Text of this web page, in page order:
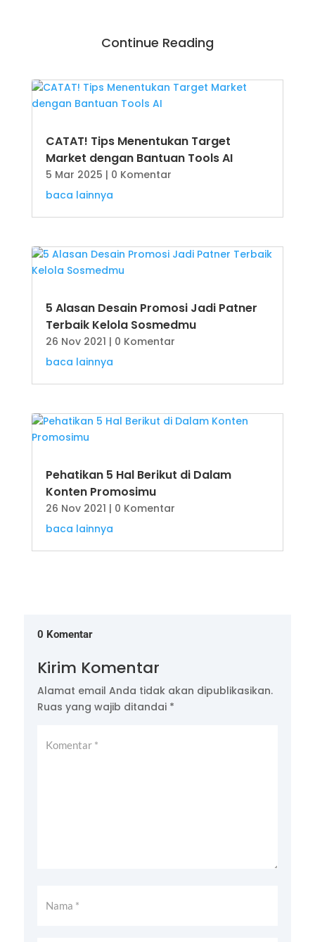
Continue Reading
CATAT! Tips Menentukan Target
Market dengan Bantuan Tools AI
5 Mar 2025 | 0 Komentar
baca lainnya
5 Alasan Desain Promosi Jadi Patner
Terbaik Kelola Sosmedmu
26 Nov 2021 | 0 Komentar
baca lainnya
Pehatikan 5 Hal Berikut di Dalam
Konten Promosimu
26 Nov 2021 | 0 Komentar
baca lainnya
0 Komentar
Kirim Komentar
Alamat email Anda tidak akan dipublikasikan.
Ruas yang wajib ditandai *